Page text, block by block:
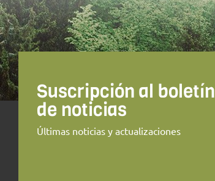
FECHAS en Verano
del 1 al 13 de Agosto
Suscripción al boletín
de noticias
Últimas noticias y actualizaciones